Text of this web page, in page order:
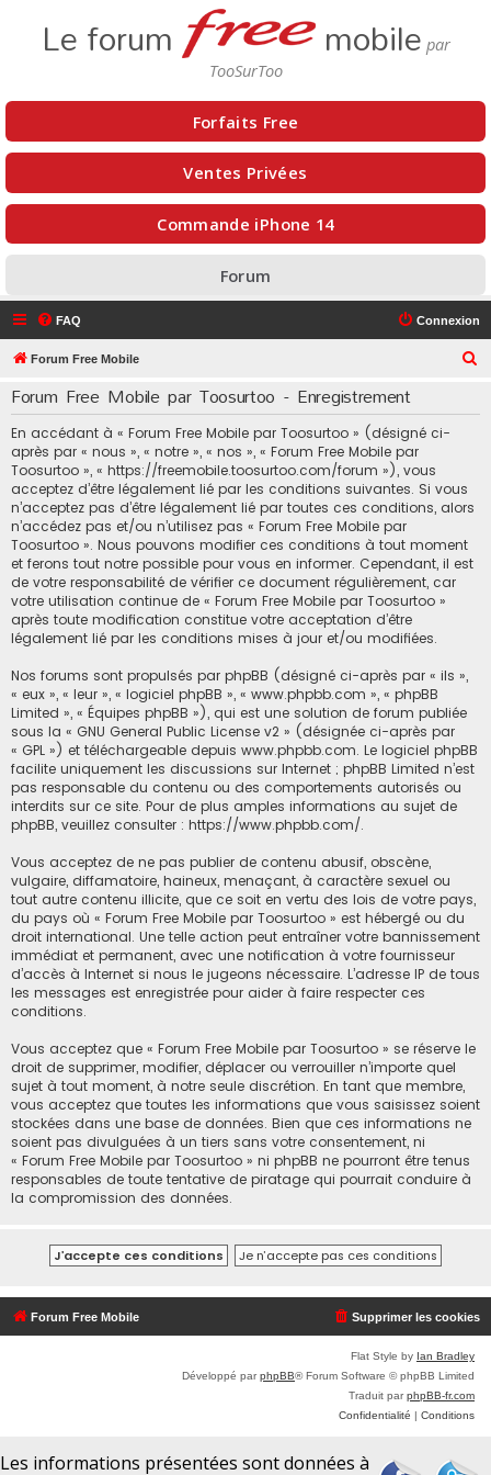
Le forum mobile
Forfaits Free
Ventes Privées
Commande iPhone 14
Forum
FAQ Connexion
Forum Free Mobile
Forum Free Mobile par Toosurtoo - Enregistrement
En accédant à « Forum Free Mobile par Toosurtoo » (désigné ci-
après par « nous », « notre », « nos », « Forum Free Mobile par
Toosurtoo », « https://freemobile.toosurtoo.com/forum »), vous
acceptez d’être légalement lié par les conditions suivantes. Si vous
n’acceptez pas d’être légalement lié par toutes ces conditions, alors
n’accédez pas et/ou n’utilisez pas « Forum Free Mobile par
Toosurtoo ». Nous pouvons modifier ces conditions à tout moment
et ferons tout notre possible pour vous en informer. Cependant, il est
de votre responsabilité de vérifier ce document régulièrement, car
votre utilisation continue de « Forum Free Mobile par Toosurtoo »
après toute modification constitue votre acceptation d’être
légalement lié par les conditions mises à jour et/ou modifiées.
Nos forums sont propulsés par phpBB (désigné ci-après par « ils »,
« eux », « leur », « logiciel phpBB », « www.phpbb.com », « phpBB
Limited », « Équipes phpBB »), qui est une solution de forum publiée
sous la « GNU General Public License v2 » (désignée ci-après par
« GPL ») et téléchargeable depuis www.phpbb.com. Le logiciel phpBB
facilite uniquement les discussions sur Internet ; phpBB Limited n’est
pas responsable du contenu ou des comportements autorisés ou
interdits sur ce site. Pour de plus amples informations au sujet de
phpBB, veuillez consulter : https://www.phpbb.com/.
Vous acceptez de ne pas publier de contenu abusif, obscène,
vulgaire, diffamatoire, haineux, menaçant, à caractère sexuel ou
tout autre contenu illicite, que ce soit en vertu des lois de votre pays,
du pays où « Forum Free Mobile par Toosurtoo » est hébergé ou du
droit international. Une telle action peut entraîner votre bannissement
immédiat et permanent, avec une notification à votre fournisseur
d’accès à Internet si nous le jugeons nécessaire. L’adresse IP de tous
les messages est enregistrée pour aider à faire respecter ces
conditions.
Vous acceptez que « Forum Free Mobile par Toosurtoo » se réserve le
droit de supprimer, modifier, déplacer ou verrouiller n’importe quel
sujet à tout moment, à notre seule discrétion. En tant que membre,
vous acceptez que toutes les informations que vous saisissez soient
stockées dans une base de données. Bien que ces informations ne
soient pas divulguées à un tiers sans votre consentement, ni
« Forum Free Mobile par Toosurtoo » ni phpBB ne pourront être tenus
responsables de toute tentative de piratage qui pourrait conduire à
la compromission des données.
Forum Free Mobile Supprimer les cookies
Flat Style by Ian Bradley
Développé parphpBB® Forum Software © phpBB Limited
Traduit parphpBB-fr.com
Confidentialité | Conditions
Les informations présentées sont données à